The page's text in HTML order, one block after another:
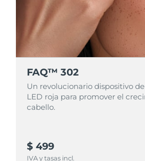
FAQ™ 302
Un revolucionario dispositivo
LED roja para promover el
cabello.
$ 499
IVA y tasas incl.